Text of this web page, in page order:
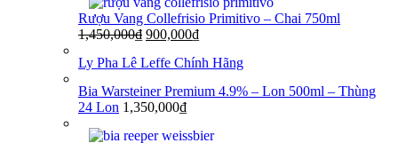
Rượu Vang Collefrisio Primitivo – Chai 750ml
1,450,000₫ 900,000₫
Ly Pha Lê Leffe Chính Hãng
Bia Warsteiner Premium 4.9% – Lon 500ml – Thùng
24 Lon 1,350,000₫